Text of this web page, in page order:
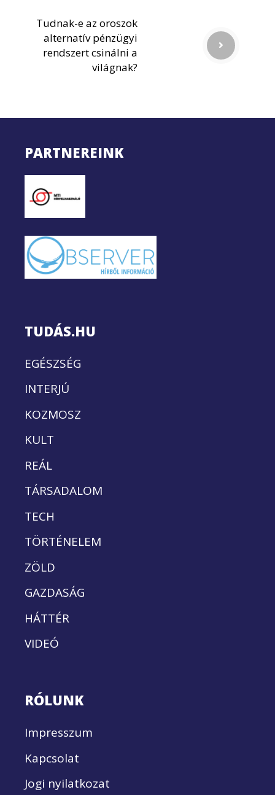
Tudnak-e az oroszok
alternatív pénzügyi
rendszert csinálni a
világnak?
PARTNEREINK
TUDÁS.HU
EGÉSZSÉG
INTERJÚ
KOZMOSZ
KULT
REÁL
TÁRSADALOM
TECH
TÖRTÉNELEM
ZÖLD
GAZDASÁG
HÁTTÉR
VIDEÓ
RÓLUNK
Impresszum
Kapcsolat
Jogi nyilatkozat